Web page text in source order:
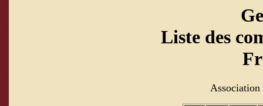
Liste des
Association